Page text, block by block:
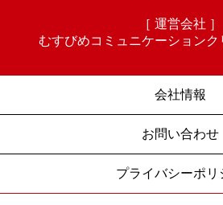
［ 運営会社 ］
むすびめコミュニケーションク
会社情報
お問い合わせ
プライバシーポリ